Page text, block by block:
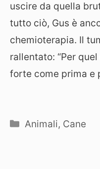
uscire da quella
tutto ciò, Gus è
chemioterapia. Il
rallentato: “Per
forte come prima e
Categorie
Animali, Cane